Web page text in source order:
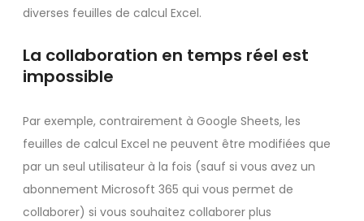
diverses feuilles de calcul Excel.
La collaboration en temps réel est
impossible
Par exemple, contrairement à Google Sheets, les
feuilles de calcul Excel ne peuvent être modifiées que
par un seul utilisateur à la fois (sauf si vous avez un
abonnement Microsoft 365 qui vous permet de
collaborer) si vous souhaitez collaborer plus